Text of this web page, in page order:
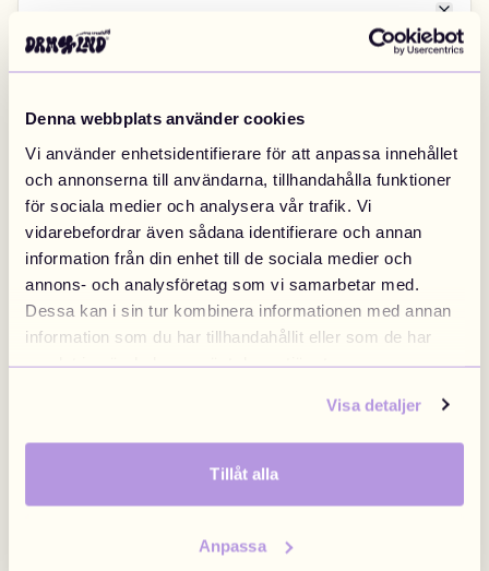
Denna webbplats använder cookies
Vi använder enhetsidentifierare för att anpassa innehållet
och annonserna till användarna, tillhandahålla funktioner
för sociala medier och analysera vår trafik. Vi
vidarebefordrar även sådana identifierare och annan
information från din enhet till de sociala medier och
annons- och analysföretag som vi samarbetar med.
Dessa kan i sin tur kombinera informationen med annan
information som du har tillhandahållit eller som de har
samlat in när du har använt deras tjänster.
Visa detaljer
Tillåt alla
Anpassa
Yellow Star 49 kr Pink Rose
Leaf 49 kr
Los Angeles
Sweden
/SEK
Finland
Finnish / EUR
Denmark
DKK
Norway
United Kingdom